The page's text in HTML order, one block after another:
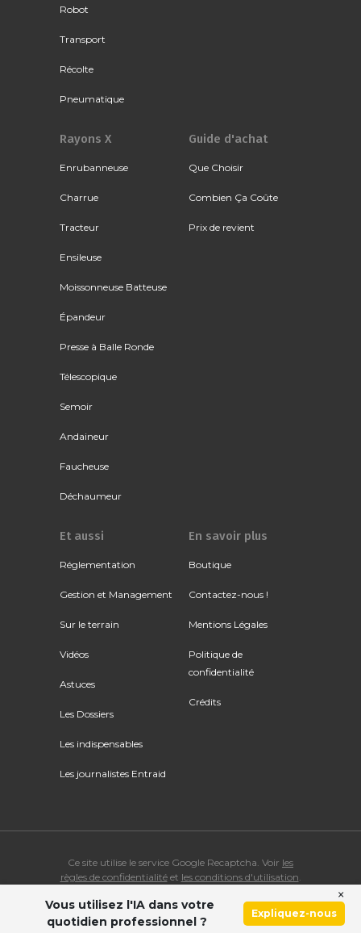
Robot
Transport
Récolte
Pneumatique
Rayons X
Enrubanneuse
Charrue
Tracteur
Ensileuse
Moissonneuse Batteuse
Épandeur
Presse à Balle Ronde
Télescopique
Semoir
Andaineur
Faucheuse
Déchaumeur
Guide d'achat
Que Choisir
Combien Ça Coûte
Prix de revient
Et aussi
Réglementation
Gestion et Management
Sur le terrain
Vidéos
Astuces
Les Dossiers
Les indispensables
Les journalistes Entraid
En savoir plus
Boutique
Contactez-nous !
Mentions Légales
Politique de
confidentialité
Crédits
Ce site utilise le service Google Recaptcha. Voir les
règles de confidentialitéet les conditions d'utilisation.
© Copyright 2026 ENTRAID. Tous droits réservés.
Vous utilisez l'IA dans votre
quotidien professionnel ?
Expliquez-nous
×